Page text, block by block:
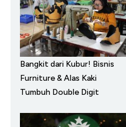
Bangkit dari Kubur! Bisnis
Furniture & Alas Kaki
Tumbuh Double Digit